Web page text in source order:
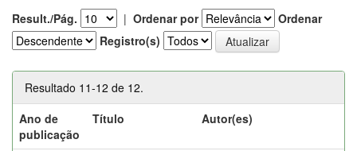
Result./Pág. | Ordenar por
Ordenar
Registro(s)
Resultado 11-12 de 12.
Ano de
publicação
Título Autor(es)